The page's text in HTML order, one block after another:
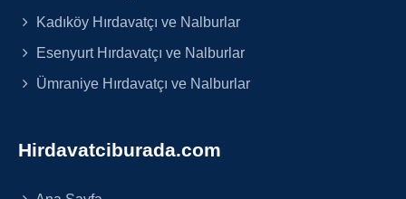
Kadıköy Hırdavatçı ve Nalburlar
Esenyurt Hırdavatçı ve Nalburlar
Ümraniye Hırdavatçı ve Nalburlar
Hirdavatciburada.com